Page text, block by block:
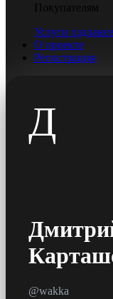
Покупателям
Услуги
О проекте
Регистрация
Д
@wakka